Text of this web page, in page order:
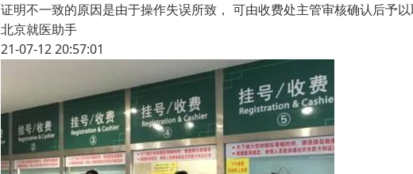
证明不一致的原因是由于操作失误所致， 可由收费处主管审核确认后予
北京就医助手
21-07-12 20:57:01